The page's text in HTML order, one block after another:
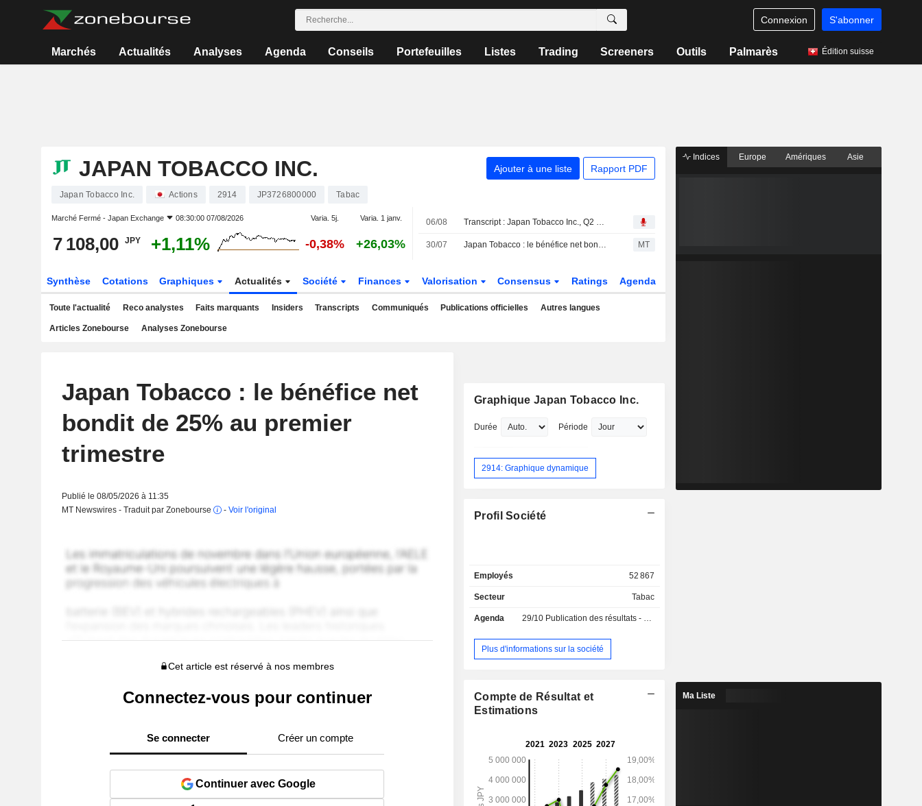
Connexion S'abonner
Marchés Actualités Analyses Agenda Conseils Portefeuilles Listes Trading Screeners Outils Palmarès Édition suisse
JAPAN TOBACCO INC. Ajouter à une liste Rapport PDF
Japan Tobacco Inc. Actions 2914 JP3726800000 Tabac
Marché Fermé - Japan Exchange 08:30:00 07/08/2026 Varia. 5j. Varia. 1 janv.
7 108,00 JPY +1,11% -0,38% +26,03%
06/08 Transcript : Japan Tobacco Inc., Q2 2026 Earnings Call, Jul 30, 2026
30/07 Japan Tobacco : le bénéfice net bondit de 35 % au premier semestre ; les prévisions de chiffre d'affaires et de résultat pour 2026 révisées à la hausse MT
Synthèse Cotations Graphiques Actualités Société Finances Valorisation Consensus Ratings Agenda
Toute l'actualité Reco analystes Faits marquants Insiders Transcripts Communiqués Publications officielles Autres langues
Articles Zonebourse Analyses Zonebourse
Japan Tobacco : le bénéfice net
bondit de 25% au premier
trimestre
Publié le 08/05/2026 à 11:35
MT Newswires - Traduit par Zonebourse
- Voir l'original
Cet article est réservé à nos membres
Connectez-vous pour continuer
Se connecter Créer un compte
Continuer avec Google
Graphique Japan Tobacco Inc.
Durée Période
2914: Graphique dynamique
Profil Société
Employés 52 867
Secteur Tabac
Agenda 29/10 Publication des résultats - Q3 2026
Plus d'informations sur la société
Compte de Résultat et
Estimations
Indices Europe Amériques Asie
Ma Liste